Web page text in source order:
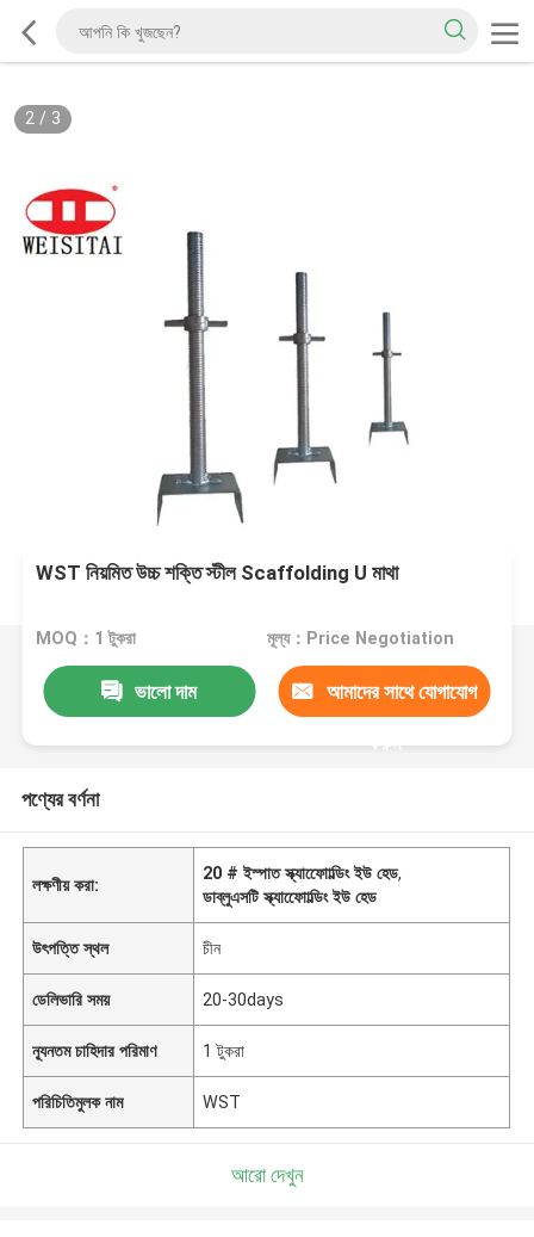
2/ 3
WST নিয়মিত উচ্চ শক্তি স্টীল Scaffolding U মাথা
MOQ：1 টুকরা মূল্য：Price Negotiation
ভালো দাম আমাদের সাথে যোগাযোগ
করুন
পণ্যের বর্ণনা
লক্ষণীয় করা:
20 # ইস্পাত স্ক্যাফোোল্ডিং ইউ হেড,
ডাব্লুএসটি স্ক্যাফোোল্ডিং ইউ হেড
উৎপত্তি স্থল চীন
ডেলিভারি সময় 20-30days
ন্যূনতম চাহিদার পরিমাণ 1 টুকরা
পরিচিতিমুলক নাম WST
আরো দেখুন